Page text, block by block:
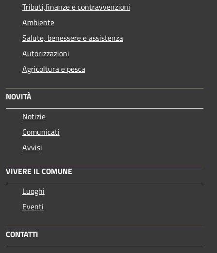
Tributi,finanze e contravvenzioni
Ambiente
Salute, benessere e assistenza
Autorizzazioni
Agricoltura e pesca
NOVITÀ
Notizie
Comunicati
Avvisi
VIVERE IL COMUNE
Luoghi
Eventi
CONTATTI